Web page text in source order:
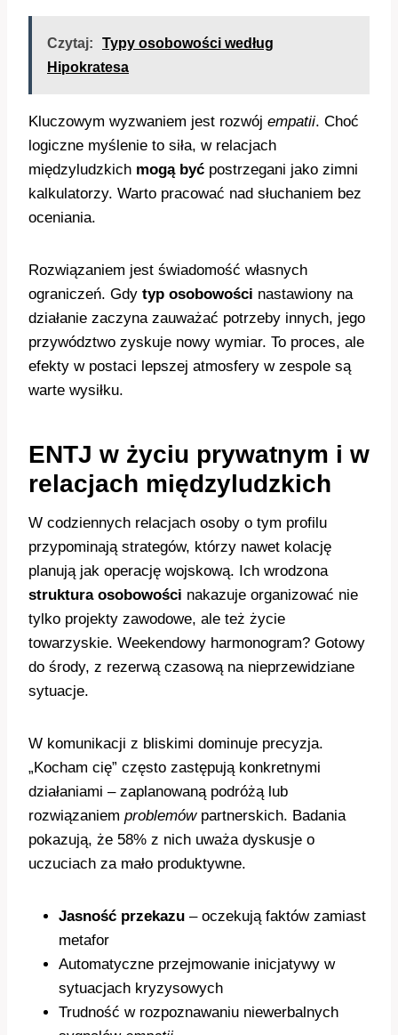
Czytaj:
Typy osobowości według
Hipokratesa
Kluczowym wyzwaniem jest rozwój empatii. Choć
logiczne myślenie to siła, w relacjach
międzyludzkich mogą być postrzegani jako zimni
kalkulatorzy. Warto pracować nad słuchaniem bez
oceniania.
Rozwiązaniem jest świadomość własnych
ograniczeń. Gdy typ osobowości nastawiony na
działanie zaczyna zauważać potrzeby innych, jego
przywództwo zyskuje nowy wymiar. To proces, ale
efekty w postaci lepszej atmosfery w zespole są
warte wysiłku.
ENTJ w życiu prywatnym i w
relacjach międzyludzkich
W codziennych relacjach osoby o tym profilu
przypominają strategów, którzy nawet kolację
planują jak operację wojskową. Ich wrodzona
struktura osobowości nakazuje organizować nie
tylko projekty zawodowe, ale też życie
towarzyskie. Weekendowy harmonogram? Gotowy
do środy, z rezerwą czasową na nieprzewidziane
sytuacje.
W komunikacji z bliskimi dominuje precyzja.
„Kocham cię” często zastępują konkretnymi
działaniami – zaplanowaną podróżą lub
rozwiązaniem problemówpartnerskich. Badania
pokazują, że 58% z nich uważa dyskusje o
uczuciach za mało produktywne.
Jasność przekazu – oczekują faktów zamiast
metafor
Automatyczne przejmowanie inicjatywy w
sytuacjach kryzysowych
Trudność w rozpoznawaniu niewerbalnych